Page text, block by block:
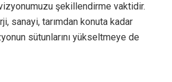
vizyonumuzu şekillendirme vaktidir.
sanayi, tarımdan konuta kadar
sütunlarını yükseltmeye de